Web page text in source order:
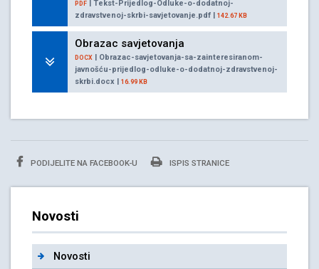
PDF
| Tekst-Prijedlog-Odluke-o-dodatnoj-
zdravstvenoj-skrbi-savjetovanje.pdf | 142.67 KB
Obrazac savjetovanja
DOCX | Obrazac-savjetovanja-sa-zainteresiranom-
javnošću-prijedlog-odluke-o-dodatnoj-zdravstvenoj-
skrbi.docx | 16.99 KB
PODIJELITE NA FACEBOOK-U ISPIS STRANICE
Novosti
Novosti